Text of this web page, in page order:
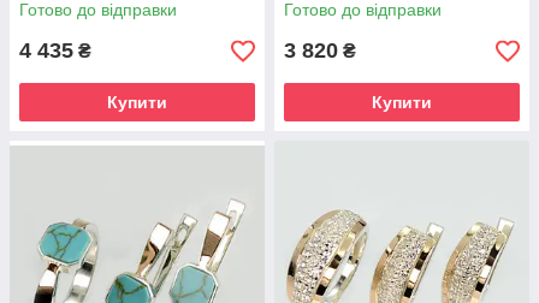
Готово до відправки
4 435 ₴
Купити
Готово до відправки
3 820 ₴
Купити